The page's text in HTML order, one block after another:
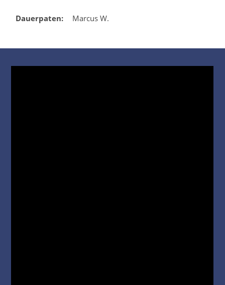
Dauerpaten: Marcus W.